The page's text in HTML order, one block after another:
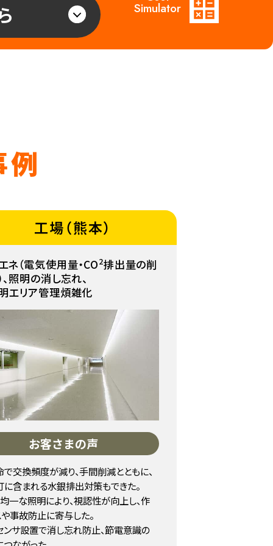
Simulator
例
工場（熊本）
ネ（電気使用量・CO2排出量の削
、照明の消し忘れ、
エリア管理煩雑化
お客さまの声
交換頻度が減り、手間削減とともに、
含まれる水銀排出対策もできた。
一な照明により、視認性が向上し、作
事故防止に寄与した。
ンサ設置で消し忘れ防止、節電意識の